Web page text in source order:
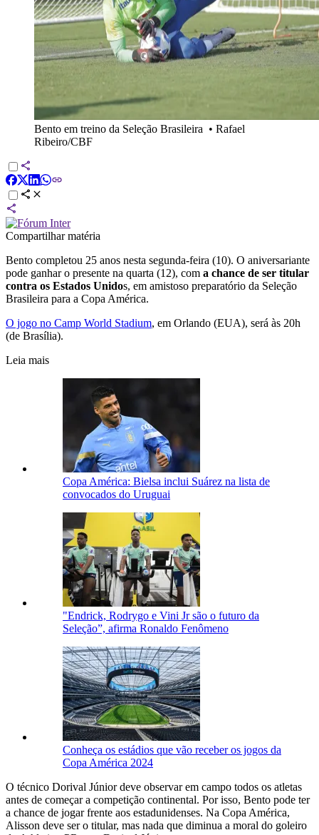
Bento em treino da Seleção Brasileira • Rafael
Ribeiro/CBF
Compartilhar matéria
Bento completou 25 anos nesta segunda-feira (10). O aniversariante
pode ganhar o presente na quarta (12), com a chance de ser titular
contra os Estados Unidos, em amistoso preparatório da Seleção
Brasileira para a Copa América.
O jogo no Camp World Stadium, em Orlando (EUA), será às 20h
(de Brasília).
Leia mais
Copa América: Bielsa inclui Suárez na lista de
convocados do Uruguai
"Endrick, Rodrygo e Vini Jr são o futuro da
Seleção”, afirma Ronaldo Fenômeno
Conheça os estádios que vão receber os jogos da
Copa América 2024
O técnico Dorival Júnior deve observar em campo todos os atletas
antes de começar a competição continental. Por isso, Bento pode ter
a chance de jogar frente aos estadunidenses. Na Copa América,
Alisson deve ser o titular, mas nada que diminua a moral do goleiro